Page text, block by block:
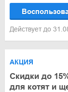
Действует до
АКЦИЯ
Скидки до
для котят и